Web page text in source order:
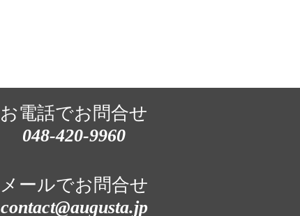
お電話でお問合せ
048-420-9960
メールでお問合せ
contact@augusta.jp